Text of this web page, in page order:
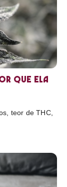
que ela
teor de THC,